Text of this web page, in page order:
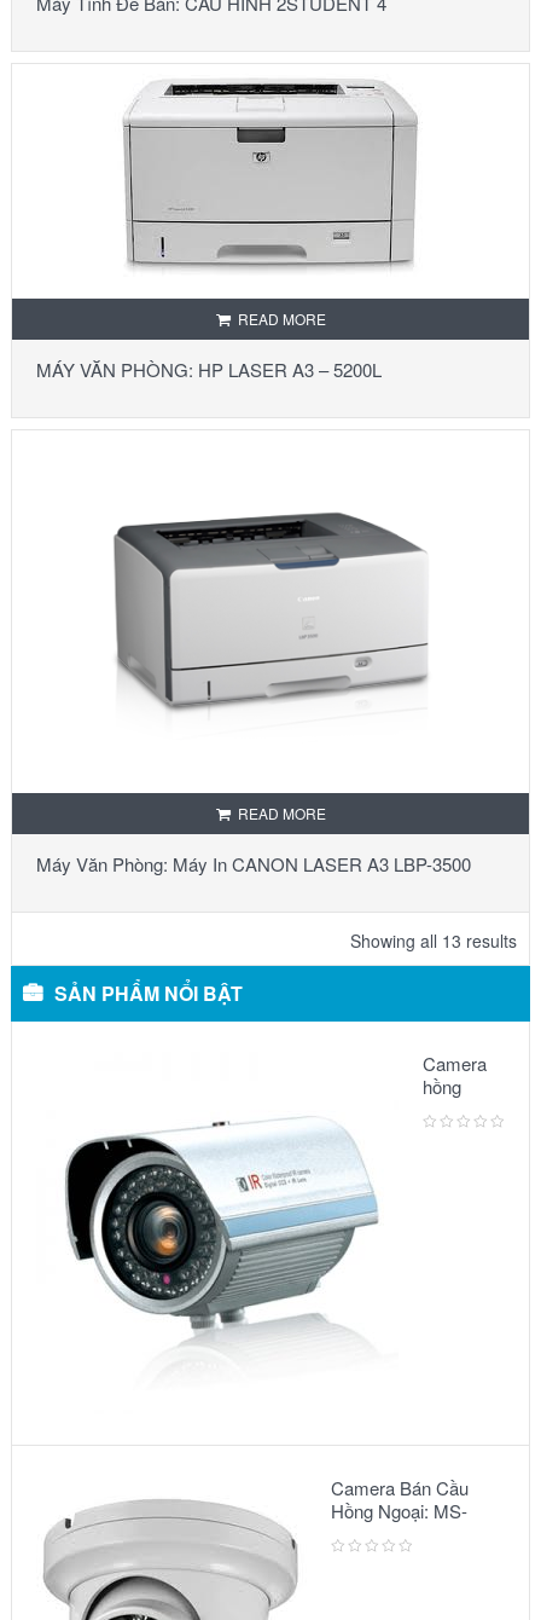
READ MORE
MÁY VĂN PHÒNG: HP LASER A3 – 5200L
READ MORE
Máy Văn Phòng: Máy In CANON LASER A3 LBP-3500
Showing all 13 results
SẢN PHẨM NỔI BẬT
Camera
hồng
ngoại:
Model
Camera Bán Cầu
Hồng Ngoại: MS-
2303 IR